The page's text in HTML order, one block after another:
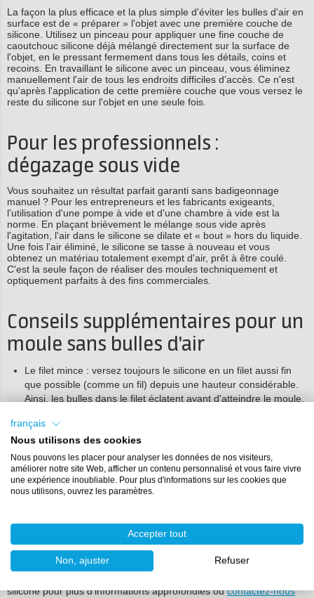
La façon la plus efficace et la plus simple d'éviter les bulles d'air en
surface est de « préparer » l'objet avec une première couche de
silicone. Utilisez un pinceau pour appliquer une fine couche de
caoutchouc silicone déjà mélangé directement sur la surface de
l'objet, en le pressant fermement dans tous les détails, coins et
recoins. En travaillant le silicone avec un pinceau, vous éliminez
manuellement l'air de tous les endroits difficiles d'accès. Ce n'est
qu'après l'application de cette première couche que vous versez le
reste du silicone sur l'objet en une seule fois.
Pour les professionnels :
dégazage sous vide
Vous souhaitez un résultat parfait garanti sans badigeonnage
manuel ? Pour les entrepreneurs et les fabricants exigeants,
l'utilisation d'une pompe à vide et d'une chambre à vide est la
norme. En plaçant brièvement le mélange sous vide après
l'agitation, l'air dans le silicone se dilate et « bout » hors du liquide.
Une fois l'air éliminé, le silicone se tasse à nouveau et vous
obtenez un matériau totalement exempt d'air, prêt à être coulé.
C'est la seule façon de réaliser des moules techniquement et
optiquement parfaits à des fins commerciales.
Conseils supplémentaires pour un
moule sans bulles d'air
Le filet mince : versez toujours le silicone en un filet aussi fin
que possible (comme un fil) depuis une hauteur considérable.
Ainsi, les bulles dans le filet éclatent avant d'atteindre le moule.
sur le côté du boîtier du moule ou utilisez une table vibrante.
Cela fait remonter les dernières bulles restantes à la surface.
Durcissement dans un autoclave : pour un résultat
professionnel garanti, faites durcir le moule dans un autoclave
(pressure pot). En plaçant le moule sous haute pression, les
bulles d'air restantes sont comprimées au point qu'elles ne sont
Besoin d'aide ?
silicone pour plus d'informations approfondies oucontactez-nous
français
Nous utilisons des cookies
Nous pouvons les placer pour analyser les données de nos visiteurs,
améliorer notre site Web, afficher un contenu personnalisé et vous faire vivre
une expérience inoubliable. Pour plus d'informations sur les cookies que
nous utilisons, ouvrez les paramètres.
Accepter tout
Non, ajuster Refuser